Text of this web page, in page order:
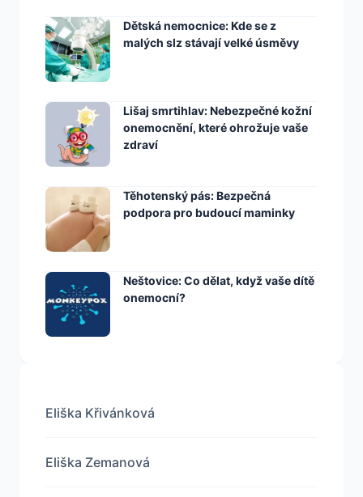
Dětská nemocnice: Kde se z
malých slz stávají velké úsměvy
Lišaj smrtihlav: Nebezpečné kožní
onemocnění, které ohrožuje vaše
zdraví
Těhotenský pás: Bezpečná
podpora pro budoucí maminky
Neštovice: Co dělat, když vaše dítě
onemocní?
Eliška Křivánková
Eliška Zemanová